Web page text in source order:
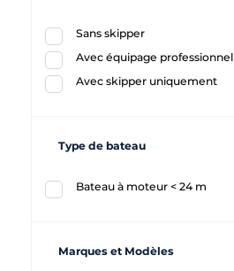
Sans skipper
Avec équipage professionnel
Avec skipper uniquement
Type de bateau
Bateau à moteur < 24 m
Marques et Modèles